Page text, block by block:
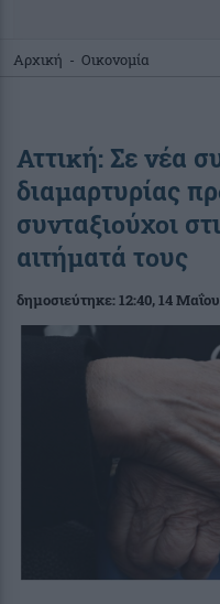
Αρχική - Οικονομία
Αττική: Σε νέα
διαμαρτυρίας
συνταξιούχοι
αιτήματά τους
δημοσιεύτηκε:12:40, 14